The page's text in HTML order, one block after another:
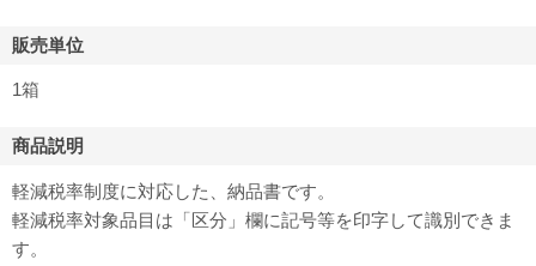
販売単位
1箱
商品説明
軽減税率制度に対応した、納品書です。
軽減税率対象品目は「区分」欄に記号等を印字して識別できま
す。